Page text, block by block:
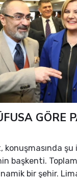
GÖRE
konuşmasında şu
başkenti.
bir şehir.